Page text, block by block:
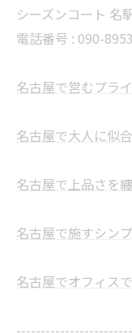
シーズンコート 名
電話番号 : 090-
名古屋で営むプラ
名古屋で大人に似
名古屋で上品さを
名古屋で施すシン
名古屋でオフィス